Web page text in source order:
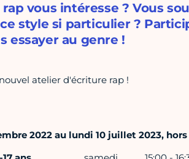
rap vous intéresse ? Vous
style si particulier ?
essayer au genre !
atelier d'écriture rap !
2022 au lundi 10 juillet 2023,